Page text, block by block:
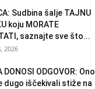
Sudbina šalje TAJNU
koju MORATE
saznajte sve što...
2026
DONOSI ODGOVOR: Ono
dugo iščekivali stiže na